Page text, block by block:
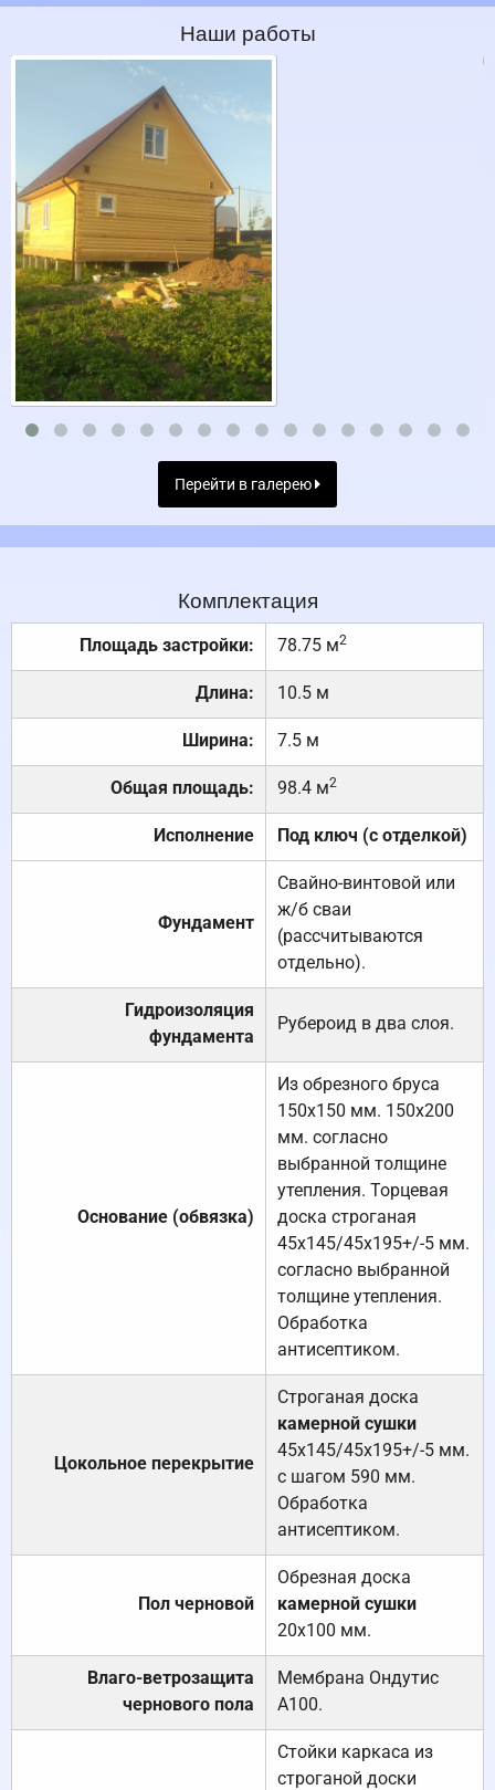
Наши работы
Перейти в галерею
Комплектация
Площадь застройки: 78.75 м2
Длина: 10.5 м
Ширина: 7.5 м
Общая площадь: 98.4 м2
Исполнение Под ключ (с отделкой)
Фундамент
Свайно-винтовой или
ж/б сваи
(рассчитываются
отдельно).
Гидроизоляция
фундамента
Рубероид в два слоя.
Основание (обвязка)
Из обрезного бруса
150х150 мм. 150х200
мм. согласно
выбранной толщине
утепления. Торцевая
доска строганая
45х145/45х195+/-5 мм.
согласно выбранной
толщине утепления.
Обработка
антисептиком.
Цокольное перекрытие
Строганая доска
камерной сушки
45х145/45х195+/-5 мм.
с шагом 590 мм.
Обработка
антисептиком.
Пол черновой
Обрезная доска
камерной сушки
20х100 мм.
Влаго-ветрозащита
чернового пола
Мембрана Ондутис
А100.
Стойки каркаса из
строганой доски